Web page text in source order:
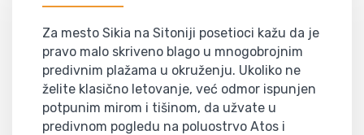
Za mesto Sikia na Sitoniji posetioci kažu da je
pravo malo skriveno blago u mnogobrojnim
predivnim plažama u okruženju. Ukoliko ne
želite klasično letovanje, već odmor ispunjen
potpunim mirom i tišinom, da užvate u
predivnom pogledu na poluostrvo Atos i